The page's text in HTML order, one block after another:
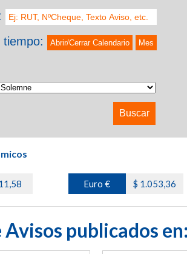
Abrir/Cerrar Calendario Mes
Euro € $ 1.053,36
publicados en: